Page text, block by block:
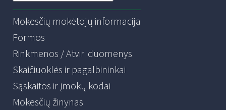
Mokesčių mokėtojų informacija
Formos
Rinkmenos / Atviri duomenys
Skaičiuoklės ir pagalbininkai
Sąskaitos ir įmokų kodai
Mokesčių žinynas